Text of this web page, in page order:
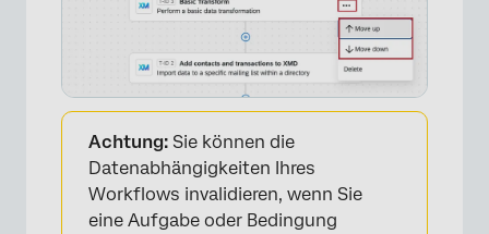
Achtung: Sie können die
Datenabhängigkeiten Ihres
Workflows invalidieren, wenn Sie
eine Aufgabe oder Bedingung